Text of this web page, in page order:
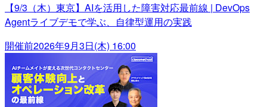
【9/3（木）東京】AIを活用した障害対応最前線 | DevOps
Agentライブデモで学ぶ、自律型運用の実践
開催前2026年9月3日(木) 16:00